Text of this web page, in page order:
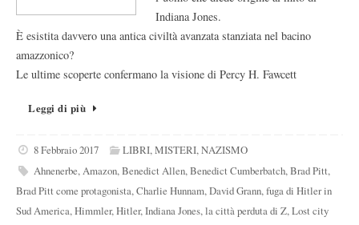
Indiana Jones.
È esistita davvero una antica civiltà avanzata stanziata nel bacino
amazzonico?
Le ultime scoperte confermano la visione di Percy H. Fawcett
Leggi di più
8 Febbraio 2017 LIBRI,MISTERI,NAZISMO
Ahnenerbe,Amazon,Benedict Allen,Benedict Cumberbatch,Brad Pitt,
Brad Pitt come protagonista,Charlie Hunnam,David Grann,fuga di Hitler in
Sud America,Himmler,Hitler,Indiana Jones,la città perduta di Z,Lost city